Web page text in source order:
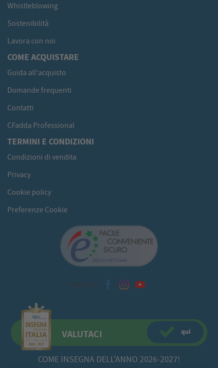
Whistleblowing
Sostenibilità
Lavora con noi
COME ACQUISTARE
Guida all'acquisto
Domande frequenti
Contatti
CFadda Professional
TERMINI E CONDIZIONI
Condizioni di vendita
Privacy
Cookie policy
Preferenze Cookie
Seguici su
VALUTACI
COME INSEGNA DELL'ANNO 2026-2027!
qui